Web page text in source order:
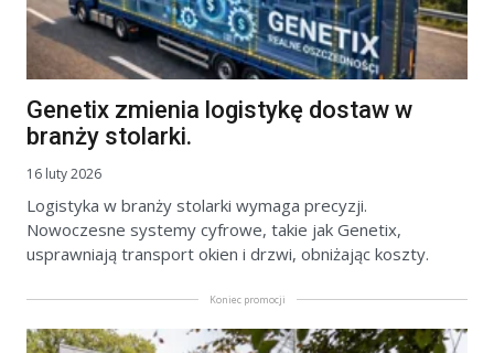
Genetix zmienia logistykę dostaw w
branży stolarki.
16 luty 2026
Logistyka w branży stolarki wymaga precyzji.
Nowoczesne systemy cyfrowe, takie jak Genetix,
usprawniają transport okien i drzwi, obniżając koszty.
Koniec promocji